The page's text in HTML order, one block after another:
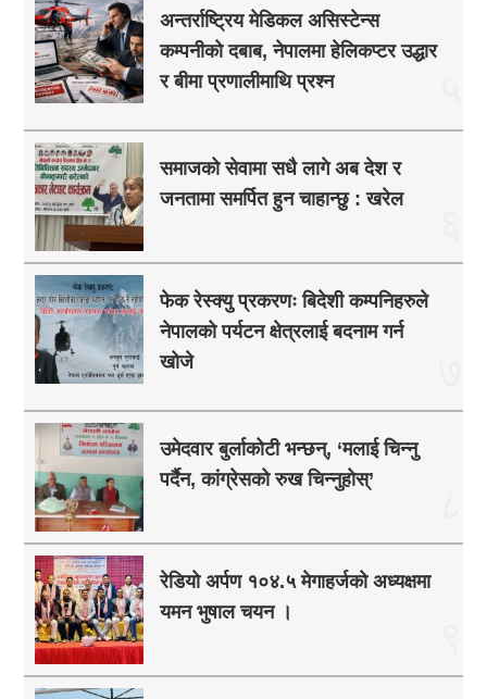
अन्तर्राष्ट्रिय मेडिकल असिस्टेन्स
कम्पनीको दबाब, नेपालमा हेलिकप्टर उद्धार
र बीमा प्रणालीमाथि प्रश्न
समाजको सेवामा सधै लागे अब देश र
जनतामा समर्पित हुन चाहान्छु : खरेल
फेक रेस्क्यु प्रकरणः बिदेशी कम्पनिहरुले
नेपालको पर्यटन क्षेत्रलाई बदनाम गर्न
खोजे
उमेदवार बुर्लाकोटी भन्छन्, ‘मलाई चिन्नु
पर्दैन, कांग्रेसको रुख चिन्नुहोस्’
रेडियो अर्पण १०४.५ मेगाहर्जको अध्यक्षमा
यमन भुषाल चयन ।